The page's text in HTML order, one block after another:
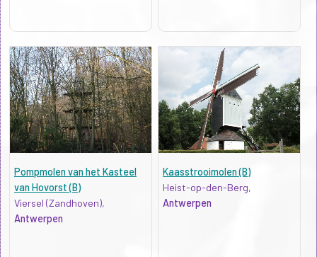
Pompmolen van het Kasteel
van Hovorst (B)
Viersel (Zandhoven),
Antwerpen
Kaasstrooimolen (B)
Heist-op-den-Berg,
Antwerpen